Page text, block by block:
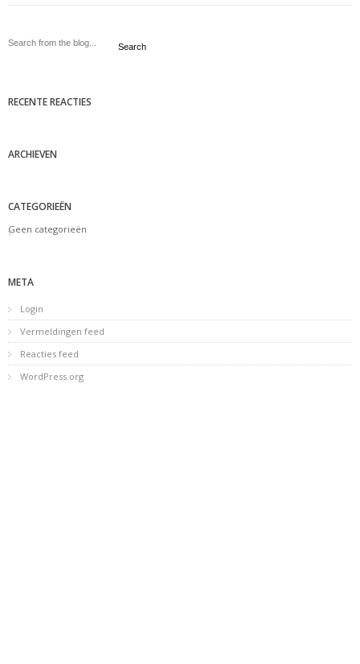
Search
RECENTE REACTIES
ARCHIEVEN
CATEGORIEËN
Geen categorieën
META
Login
Vermeldingen feed
Reacties feed
WordPress.org